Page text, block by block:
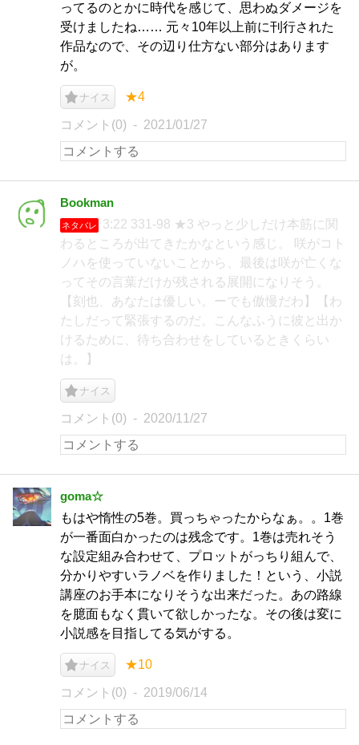
ってるのとかに時代を感じて、思わぬダメージを
受けましたね…… 元々10年以上前に刊行された
作品なので、その辺り仕方ない部分はあります
が。
ナイス ★4
コメント(0) 2021/01/27
Bookman
ネタバレ
3:22 331-98 ★3 やっと少しだけ本筋に関
わるところが出てきたかなという感じ。 咲がコト
ノハを使っていないことから、最後は咲が亡くな
ってその言葉だけが残される展開になりそう。
【刻也、あなたは優しい。ーでも傲慢だわ】【わ
たしだって緊張するのだ。こんなふうに彼と出か
けるために、待ち合わせをしているときくらい
は。】
ナイス
コメント(0) 2020/11/27
goma☆
もはや惰性の5巻。買っちゃったからなぁ。。1巻
が一番面白かったのは残念です。1巻は売れそう
な設定組み合わせて、プロットがっちり組んで、
分かりやすいラノベを作りました！という、小説
講座のお手本になりそうな出来だった。あの路線
を臆面もなく貫いて欲しかったな。その後は変に
小説感を目指してる気がする。
ナイス ★10
コメント(0) 2019/06/14